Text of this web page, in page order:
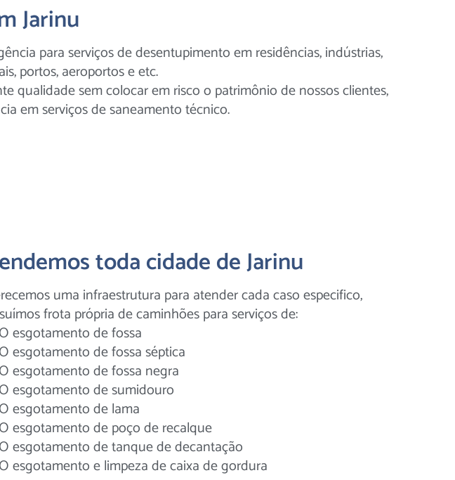
Jarinu
para serviços de desentupimento em residências, indústrias,
portos, aeroportos e etc.
qualidade sem colocar em risco o patrimônio de nossos clientes,
em serviços de saneamento técnico.
toda cidade de Jarinu
uma infraestrutura para atender cada caso especifico,
frota própria de caminhões para serviços de:
O esgotamento de fossa
O esgotamento de fossa séptica
O esgotamento de fossa negra
O esgotamento de sumidouro
O esgotamento de lama
O esgotamento de poço de recalque
O esgotamento de tanque de decantação
O esgotamento e limpeza de caixa de gordura